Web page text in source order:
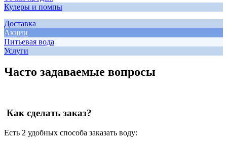
Кулеры и помпы
Доставка
Акции
Питьевая вода
Услуги
Часто задаваемые вопросы
Как сделать заказ?
Есть 2 удобных способа заказать воду: